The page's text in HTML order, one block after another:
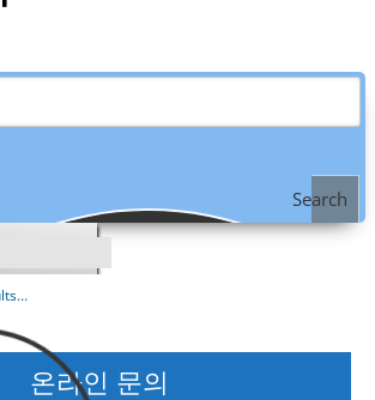
Search
온라인 문의